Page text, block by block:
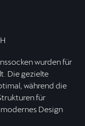
wurden für
Die gezielte
während die
für
Design